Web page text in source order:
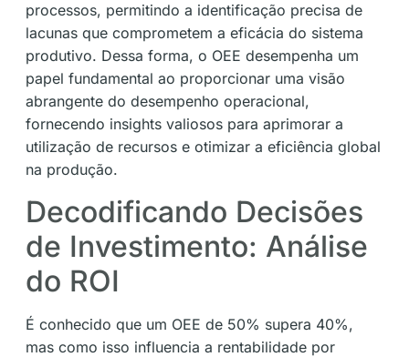
processos, permitindo a identificação precisa de
lacunas que comprometem a eficácia do sistema
produtivo. Dessa forma, o OEE desempenha um
papel fundamental ao proporcionar uma visão
abrangente do desempenho operacional,
fornecendo insights valiosos para aprimorar a
utilização de recursos e otimizar a eficiência global
na produção.
Decodificando Decisões
de Investimento: Análise
do ROI
É conhecido que um OEE de 50% supera 40%,
mas como isso influencia a rentabilidade por